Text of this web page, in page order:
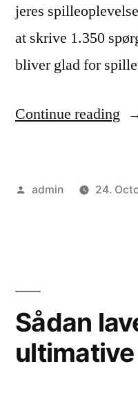
jeres
at skrive 1.350
bliver glad for
Continue reading
Posted
admin 24.
Sådan